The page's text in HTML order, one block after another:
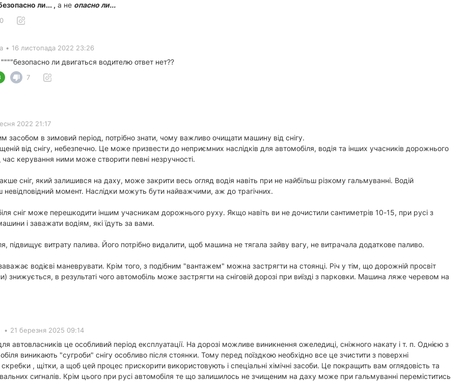
ли... , а не опасно ли...
0
• 16 листопада 2022 23:26
ли двигаться водителю ответ нет??
7
2022 21:17
засобом в зимовий період, потрібно знати, чому важливо очищати машину від снігу.
від снігу, небезпечно. Це може призвести до неприємних наслідків для автомобіля, водія та інших учасників дорожнього
час керування ними може створити певні незручності.
сніг, який залишився на даху, може закрити весь огляд водія навіть при не найбільш різкому гальмуванні. Водій
невідповідний момент. Наслідки можуть бути найважчими, аж до трагічних.
сніг може перешкодити іншим учасникам дорожнього руху. Якщо навіть ви не дочистили сантиметрів 10-15, при русі з
і заважати водіям, які їдуть за вами.
підвищує витрату палива. Його потрібно видалити, щоб машина не тягала зайву вагу, не витрачала додаткове паливо.
водієві маневрувати. Крім того, з подібним "вантажем" можна застрягти на стоянці. Річ у тім, що дорожній просвіт
в результаті чого автомобіль може застрягти на сніговій дорозі при виїзді з парковки. Машина ляже черевом на
• 21 березня 2025 09:14
автовласників це особливий період експлуатації. На дорозі можливе виникнення ожеледиці, сніжного накату і т. п. Однією з
виникають "сугроби" снігу особливо після стоянки. Тому перед поїздкою необхідно все це зчистити з поверхні
, щітки, а щоб цей процес прискорити використовують і спеціальні хімічні засоби. Це покращить вам оглядовість та
сигналів. Крім цього при русі автомобіля те що залишилось не зчищеним на даху може при гальмуванні переміститись